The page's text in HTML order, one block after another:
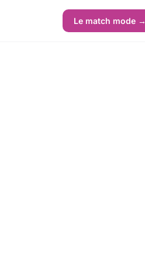
Le match mode →